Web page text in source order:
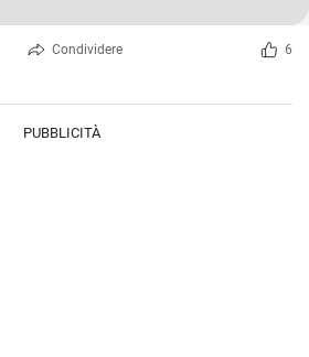
Condividere 6
PUBBLICITÀ